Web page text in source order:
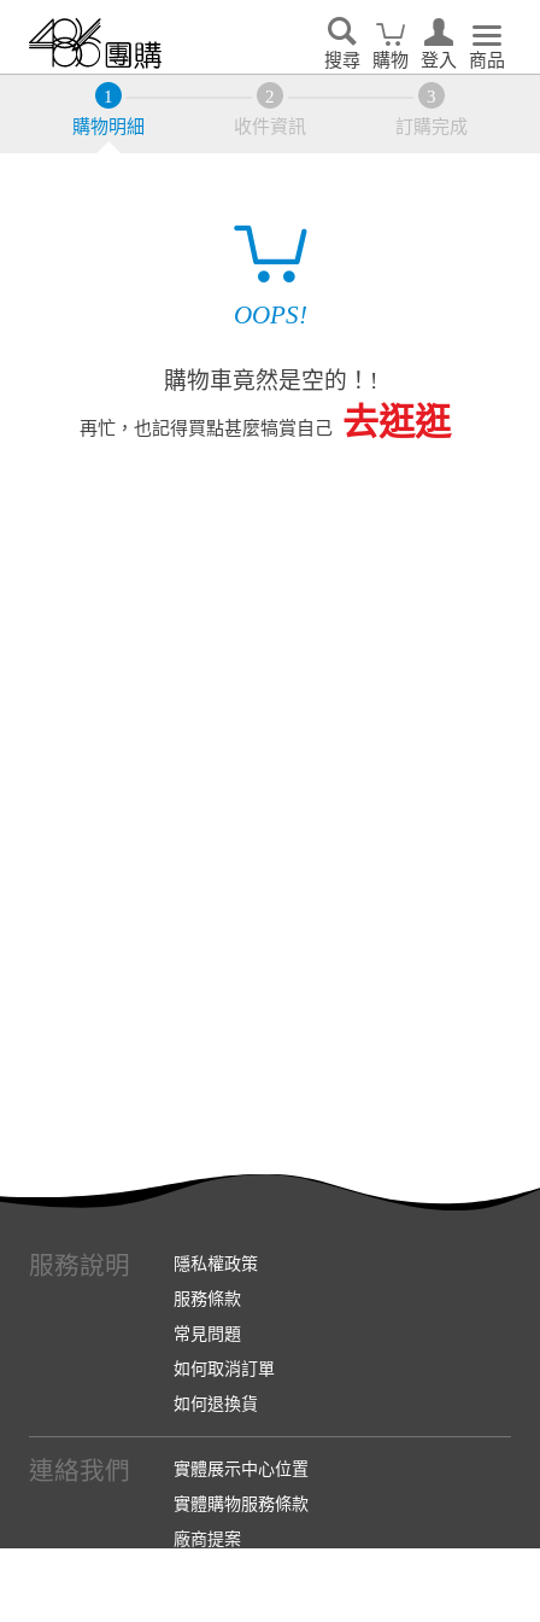
搜尋 購物 登入 商品
購物明細 收件資訊 訂購完成
OOPS!
購物車竟然是空的！!
再忙，也記得買點甚麼犒賞自己 去逛逛
服務說明
隱私權政策
服務條款
常見問題
如何取消訂單
如何退換貨
連絡我們
實體展示中心位置
實體購物服務條款
廠商提案